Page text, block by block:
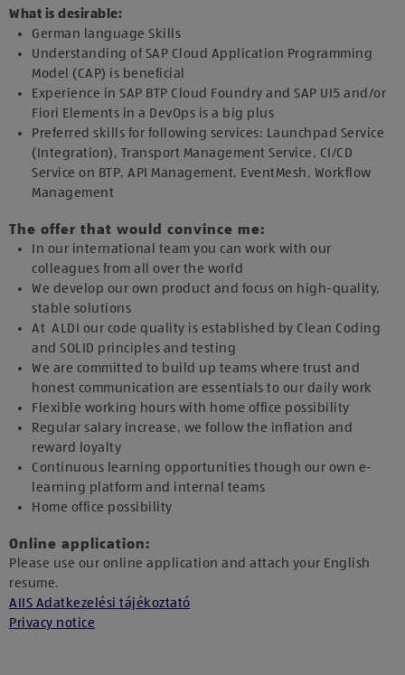
What is desirable:
German language Skills
Understanding of SAP Cloud Application Programming
Model (CAP) is beneficial
Experience in SAP BTP Cloud Foundry and SAP UI5 and/or
Fiori Elements in a DevOps is a big plus
Preferred skills for following services: Launchpad Service
(Integration), Transport Management Service, CI/CD
Service on BTP, API Management, EventMesh, Workflow
Management
The offer that would convince me:
In our international team you can work with our
colleagues from all over the world
We develop our own product and focus on high-quality,
stable solutions
At ALDI our code quality is established by Clean Coding
and SOLID principles and testing
We are committed to build up teams where trust and
honest communication are essentials to our daily work
Flexible working hours with home office possibility
Regular salary increase, we follow the inflation and
reward loyalty
Continuous learning opportunities though our own e-
learning platform and internal teams
Home office possibility
Online application:
Please use our online application and attach your English
resume.
AIIS Adatkezelési tájékoztató
Privacy notice